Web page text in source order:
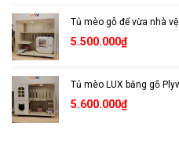
là:
Tủ mèo gỗ để vừa nhà
5.500.000₫
Tủ mèo LUX bằng gỗ
5.600.000₫